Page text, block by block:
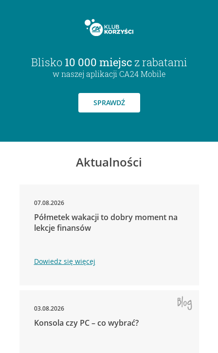
Blisko 10 000 miejsc z rabatami
w naszej aplikacji CA24 Mobile
SPRAWDŹ
Aktualności
07.08.2026
Półmetek wakacji to dobry moment na
lekcje finansów
Dowiedz się więcej
03.08.2026
Konsola czy PC – co wybrać?